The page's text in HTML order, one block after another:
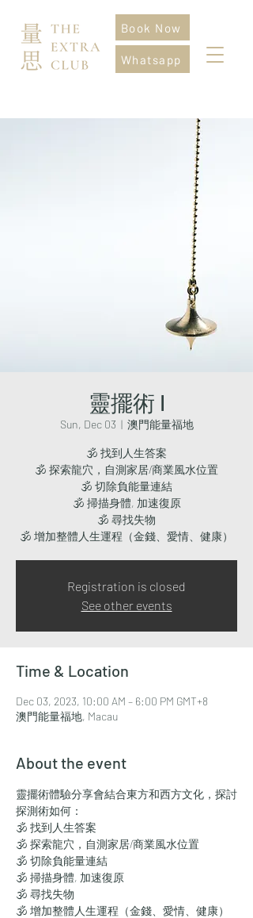
Book Now
Whatsapp
靈擺術 I
Sun, Dec 03
  |
澳門能量福地
🕉 找到人生答案
🕉 探索龍穴，自測家居/商業風水位置
🕉 切除負能量連結
🕉 掃描身體, 加速復原
🕉 尋找失物
Registration is closed
See other events
Time & Location
Dec 03, 2023, 10:00 AM – 6:00 PM GMT+8
澳門能量福地, Macau
About the event
靈擺術體驗分享會結合東方和西方文化，探討
探測術如何：
🕉 找到人生答案
🕉 探索龍穴，自測家居/商業風水位置
🕉 切除負能量連結
🕉 掃描身體, 加速復原
🕉 尋找失物
🕉 增加整體人生運程（金錢、愛情、健康）